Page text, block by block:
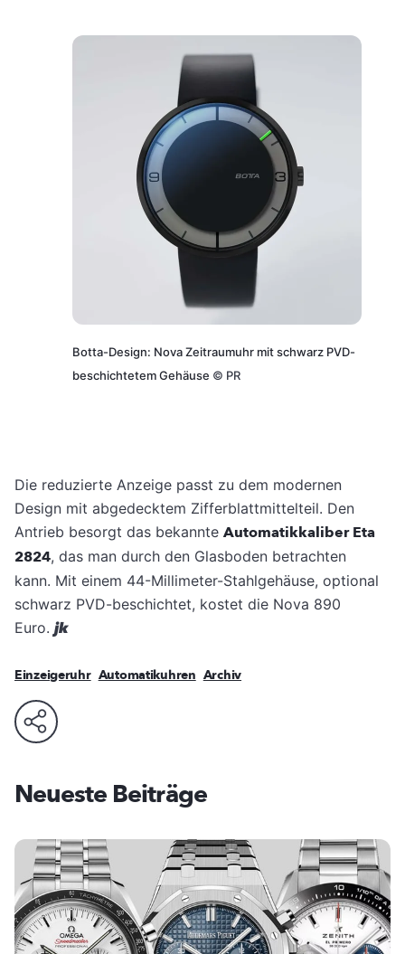
Botta-Design: Nova Zeitraumuhr mit schwarz PVD-
beschichtetem Gehäuse © PR
Die reduzierte Anzeige passt zu dem modernen
Design mit abgedecktem Zifferblattmittelteil. Den
Antrieb besorgt das bekannte Automatikkaliber Eta
2824, das man durch den Glasboden betrachten
kann. Mit einem 44-Millimeter-Stahlgehäuse, optional
schwarz PVD-beschichtet, kostet die Nova 890
Euro. jk
Einzeigeruhr Automatikuhren Archiv
Neueste Beiträge